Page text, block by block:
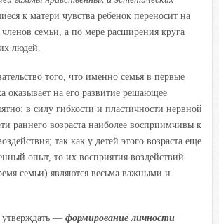
к матери чувства ребенок переносит на
семьи, а по мере расширения круга
людей.
того, что именно семья в первые
оказывает на его развитие решающее
в силу гибкости и пластичности нервной
раннего возраста наиболее восприимчивы к
так как у детей этого возраста еще
опыт, то их восприятия воздействий
семьи) являются весьма важными и
— формирование личности